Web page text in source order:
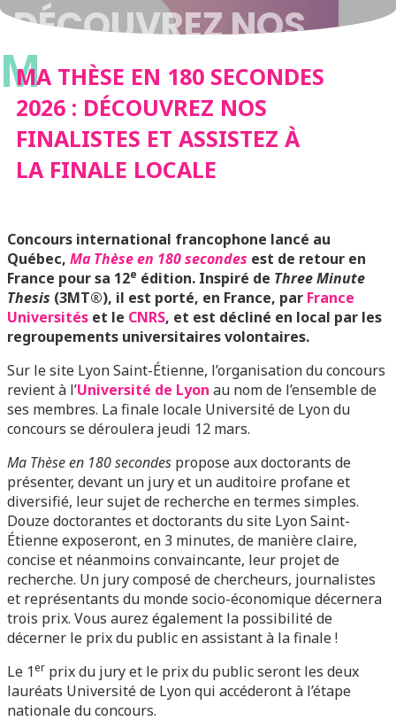
DÉCOUVREZ NOS
FINALISTES ET
ASSISTEZ À LA FINALE
LOCALE
M
MA THÈSE EN 180 SECONDES
2026 : DÉCOUVREZ NOS
FINALISTES ET ASSISTEZ À
LA FINALE LOCALE
Concours international francophone lancé au
Québec, Ma Thèse en 180 secondes est de retour en
France pour sa 12e édition. Inspiré de Three Minute
Thesis (3MT®), il est porté, en France, par France
Universités et le CNRS, et est décliné en local par les
regroupements universitaires volontaires.
Sur le site Lyon Saint-Étienne, l’organisation du concours
revient à l’Université de Lyon au nom de l’ensemble de
ses membres. La finale locale Université de Lyon du
concours se déroulera jeudi 12 mars.
Ma Thèse en 180 secondes propose aux doctorants de
présenter, devant un jury et un auditoire profane et
diversifié, leur sujet de recherche en termes simples.
Douze doctorantes et doctorants du site Lyon Saint-
Étienne exposeront, en 3 minutes, de manière claire,
concise et néanmoins convaincante, leur projet de
recherche. Un jury composé de chercheurs, journalistes
et représentants du monde socio-économique décernera
trois prix. Vous aurez également la possibilité de
décerner le prix du public en assistant à la finale !
Le 1er prix du jury et le prix du public seront les deux
lauréats Université de Lyon qui accéderont à l’étape
nationale du concours.